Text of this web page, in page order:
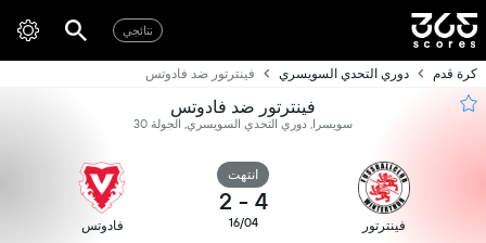
نتائجي
كرة قدم دوري التحدي السويسري فينترتور ضد فادوتس
فينترتور ضد فادوتس
سويسرا, دوري التحدي السويسري, الجولة 30
فينترتور
انتهت
4
-
2
16/04 فادوتس